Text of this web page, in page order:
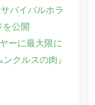
バイバルホラ
を公開
ーに最大限に
クルスの肉』